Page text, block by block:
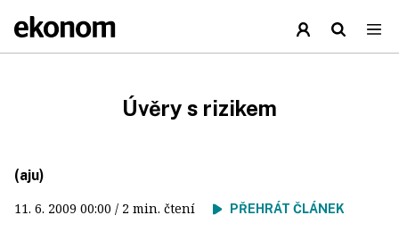
Úvěry s rizikem
(aju)
11. 6. 2009 00:00 / 2 min. čtení PŘEHRÁT ČLÁNEK